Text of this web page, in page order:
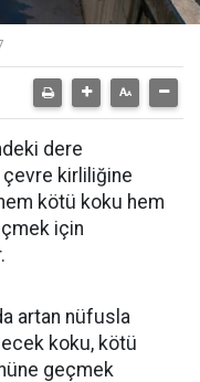
dere
çevre kirliliğine
kötü koku hem
için
artan nüfusla
koku, kötü
geçmek